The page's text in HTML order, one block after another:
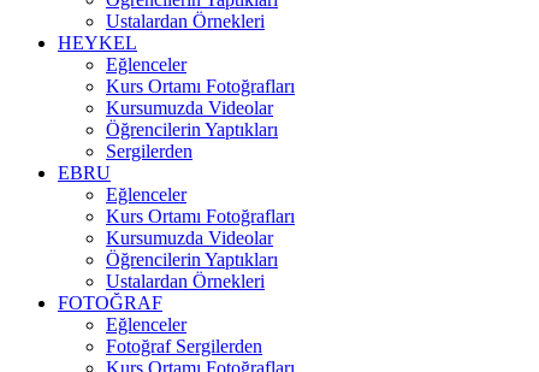
Ustalardan Örnekleri
HEYKEL
Eğlenceler
Kurs Ortamı Fotoğrafları
Kursumuzda Videolar
Öğrencilerin Yaptıkları
Sergilerden
EBRU
Eğlenceler
Kurs Ortamı Fotoğrafları
Kursumuzda Videolar
Öğrencilerin Yaptıkları
Ustalardan Örnekleri
FOTOĞRAF
Eğlenceler
Fotoğraf Sergilerden
Kurs Ortamı Fotoğrafları